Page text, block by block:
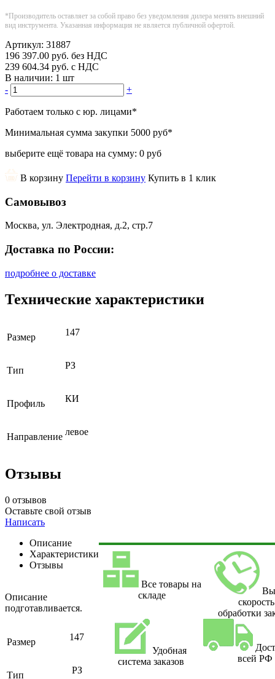
*Производитель оставляет за собой право без уведомления дилера менять внешний
вид инструмента. Указанная информация не является публичной офертой.
Артикул: 31887
196 397.00 руб. без НДС
239 604.34 руб. с НДС
В наличии: 1 шт
-
+
Работаем только с юр. лицами*
Минимальная сумма закупки 5000 руб*
выберите ещё товара на сумму: 0 руб
В корзину Перейти в корзину Купить в 1 клик
Самовывоз
Москва, ул. Электродная, д.2, стр.7
Доставка по России:
подробнее о доставке
Технические характеристики
Размер 147
Тип РЗ
Профиль КИ
Направление левое
Отзывы
0 отзывов
Оставьте свой отзыв
Написать
Описание
Характеристики
Отзывы
Описание
подготавливается.
Размер 147
Тип РЗ
Все товары на
складе
скорость
обработки
Удобная
система заказов
всей РФ